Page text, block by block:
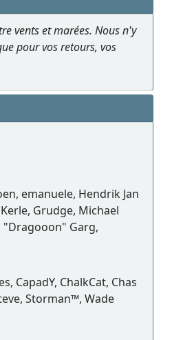
vents et marées. Nous n'y
pour vos retours, vos
emanuele, Hendrik Jan
Grudge, Michael
"Dragooon" Garg,
CapadY, ChalkCat, Chas
Storman™, Wade